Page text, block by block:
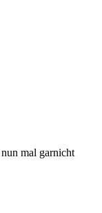
mal garnicht